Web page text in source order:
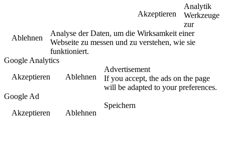
Akzeptieren
Ablehnen
Analytik
Werkzeuge
zur
Analyse der Daten, um die Wirksamkeit einer
Webseite zu messen und zu verstehen, wie sie
funktioniert.
Google Analytics
Akzeptieren
Ablehnen
Advertisement
If you accept, the ads on the page
will be adapted to your preferences.
Google Ad
Akzeptieren
Ablehnen
Speichern